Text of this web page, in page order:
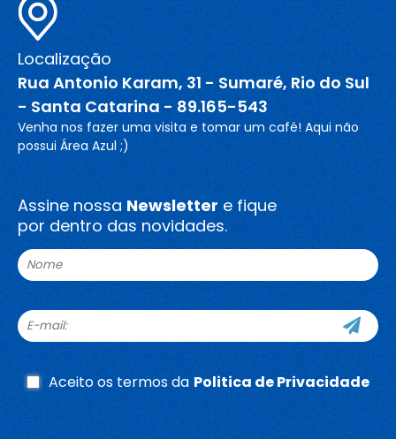
Localização
Rua Antonio Karam, 31 - Sumaré, Rio do Sul
- Santa Catarina - 89.165-543
Venha nos fazer uma visita e tomar um café! Aqui não
possui Área Azul ;)
Assine nossa Newsletter e fique
por dentro das novidades.
Aceito os termos da Politica de Privacidade